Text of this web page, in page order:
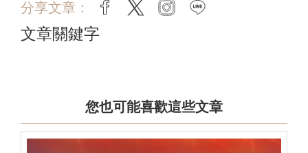
分享文章： facebook
twitter instagram
文章關鍵字
您也可能喜歡這些文章